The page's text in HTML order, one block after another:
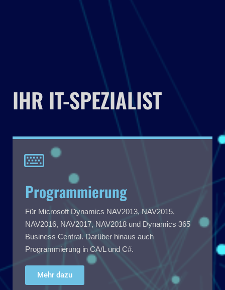
IHR IT-SPEZIALIST
Programmierung
Für Microsoft Dynamics NAV2013, NAV2015,
NAV2016, NAV2017, NAV2018 und Dynamics 365
Business Central. Darüber hinaus auch
Programmierung in CA/L und C#.
Mehr dazu